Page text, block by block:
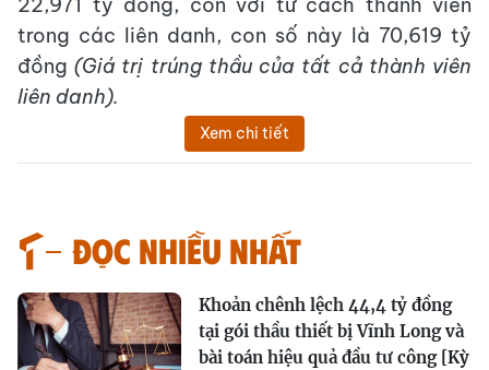
22,971 tỷ đồng, còn với tư cách thành viên
trong các liên danh, con số này là 70,619 tỷ
đồng(Giá trị trúng thầu của tất cả thành viên
liên danh).
Xem chi tiết
Đọc nhiều nhất
Khoản chênh lệch 44,4 tỷ đồng
tại gói thầu thiết bị Vĩnh Long và
bài toán hiệu quả đầu tư công [Kỳ